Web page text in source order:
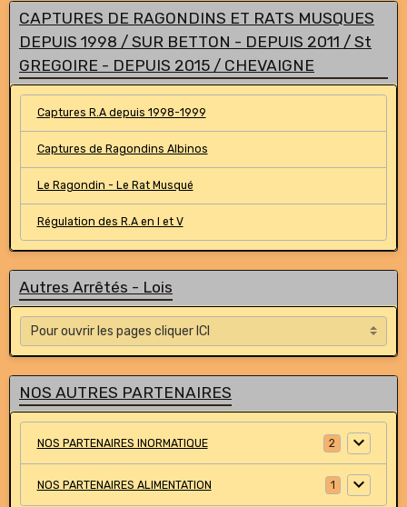
CAPTURES DE RAGONDINS ET RATS MUSQUES
DEPUIS 1998 / SUR BETTON - DEPUIS 2011 / St
GREGOIRE - DEPUIS 2015 / CHEVAIGNE
Captures R.A depuis 1998-1999
Captures de Ragondins Albinos
Le Ragondin - Le Rat Musqué
Régulation des R.A en I et V
Autres Arrêtés - Lois
NOS AUTRES PARTENAIRES
NOS PARTENAIRES INORMATIQUE 2
NOS PARTENAIRES ALIMENTATION 1